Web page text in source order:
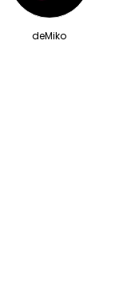
deMiko